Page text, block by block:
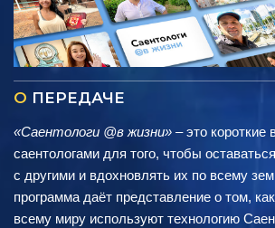
О ПЕРЕДАЧЕ
«Саентологи @в жизни» – это короткие
саентологами для того, чтобы
с другими и вдохновлять их по всему
программа даёт представление о том,
всему миру используют технологию